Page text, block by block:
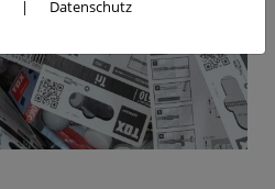
| Datenschutz